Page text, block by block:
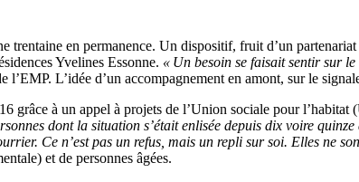
trentaine en permanence. Un dispositif, fruit d’un
Yvelines Essonne. « Un besoin se faisait sentir sur
l’EMP. L’idée d’un accompagnement en amont, sur le
grâce à un appel à projets de l’Union sociale pour l’habitat
dont la situation s’était enlisée depuis dix voire quinze
Ce n’est pas un refus, mais un repli sur soi. Elles ne
et de personnes âgées.